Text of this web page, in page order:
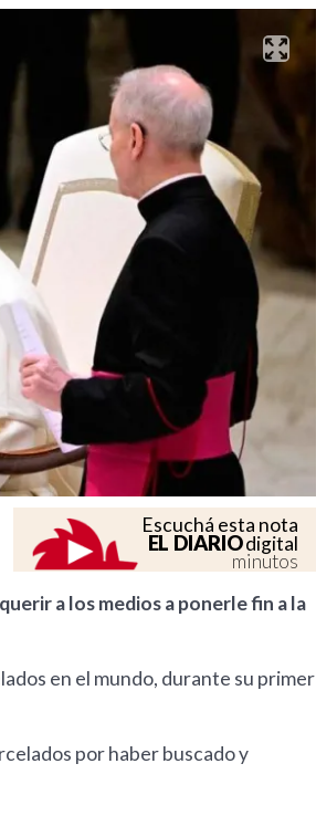
Escuchá esta nota
EL DIARIOdigital
minutos
a los medios a ponerle fin a la
en el mundo, durante su primer
por haber buscado y